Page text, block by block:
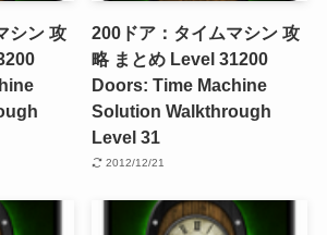
シン 攻
200
200ドア：タイムマシン 攻
略 まとめ Level 31200
Doors: Time Machine
Solution Walkthrough
Level 31
2012/12/21